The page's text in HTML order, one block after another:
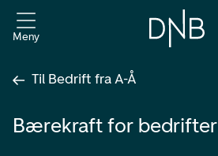
Meny
Til Bedrift fra A-Å
Bærekraft for bedrifter